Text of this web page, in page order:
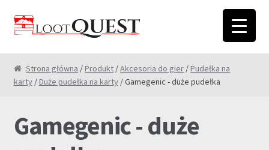
do
nawigacji
do
treści
Strona główna / Produkt /Akcesoria do gier / Pudełka na
karty / Duże pudełka na karty / Gamegenic - duże pudełka
Gamegenic - duże